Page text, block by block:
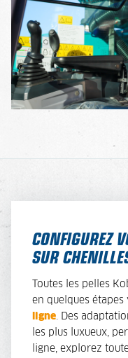
CONFIGUREZ
SUR
Toutes les pelles
en quelques
ligne . Des
les plus luxueux,
ligne, explorez